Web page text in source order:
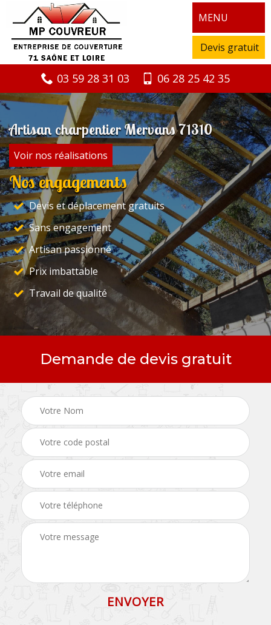
MENU
Devis gratuit
03 59 28 31 03 06 28 25 42 35
Artisan charpentier Mervans 71310
Voir nos réalisations
Nos engagements
Devis et déplacement gratuits
Sans engagement
Artisan passionné
Prix imbattable
Travail de qualité
Demande de devis gratuit